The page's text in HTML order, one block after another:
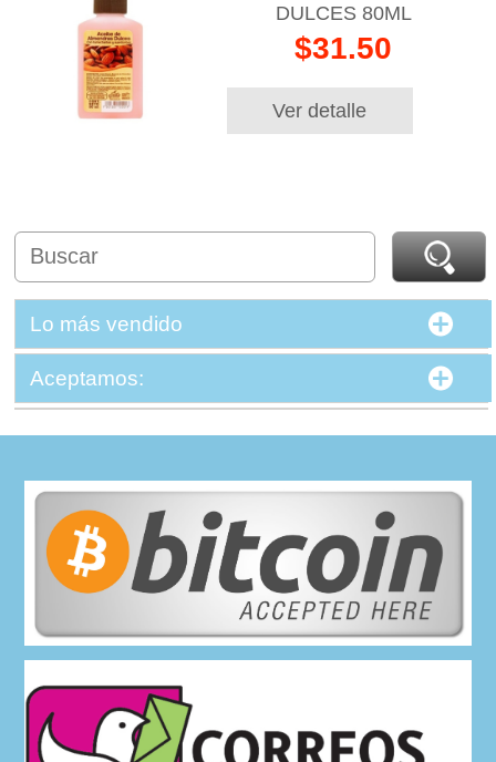
DULCES 80ML
$31.50
Ver detalle
Lo más vendido
Aceptamos: